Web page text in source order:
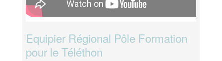
Equipier Régional Pôle Formation
pour le Téléthon